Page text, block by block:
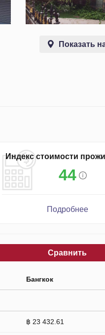
Показать
Индекс стоимости
44
Подробнее
Сравнить
Бангкок
฿ 23 432.61